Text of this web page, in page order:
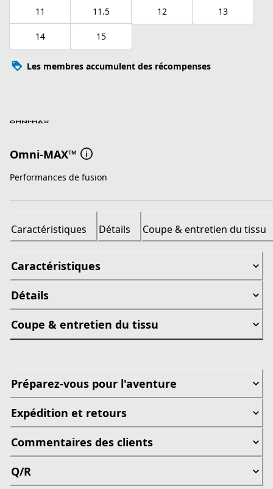
11 11.5 12 13
14 15
Les membres accumulent des récompenses
Omni-MAX™
Performances de fusion
Caractéristiques Détails Coupe & entretien du tissu
Caractéristiques
Détails
Coupe & entretien du tissu
Préparez-vous pour l'aventure
Expédition et retours
Commentaires des clients
Q/R